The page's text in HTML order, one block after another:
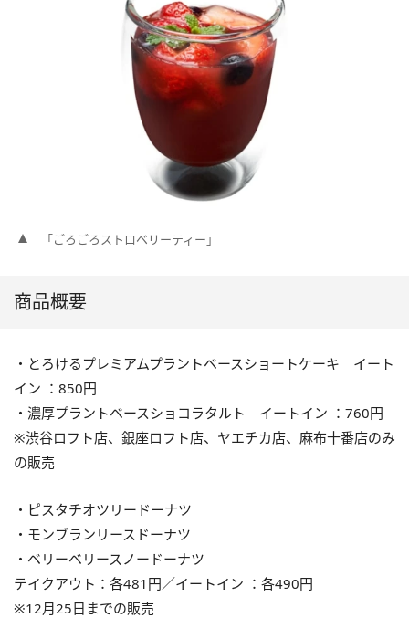
「ごろごろストロベリーティー」
商品概要
・とろけるプレミアムプラントベースショートケーキ イート
イン ：850円
・濃厚プラントベースショコラタルト イートイン ：760円
※渋谷ロフト店、銀座ロフト店、ヤエチカ店、麻布十番店のみ
の販売
・ピスタチオツリードーナツ
・モンブランリースドーナツ
・ベリーベリースノードーナツ
テイクアウト：各481円／イートイン ：各490円
※12月25日までの販売